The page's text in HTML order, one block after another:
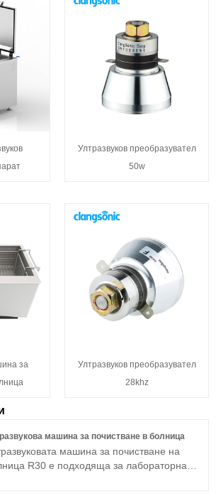
Ултразвуков преобразувател
50w
за
Ултразвуков преобразувател
28khz
машина за почистване в болница
машина за почистване на
R30 е подходяща за лабораторна